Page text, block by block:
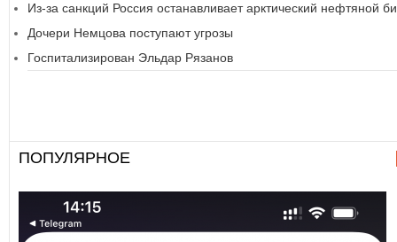
Из-за санкций Россия останавливает арктический нефтяной
Дочери Немцова поступают угрозы
Госпитализирован Эльдар Рязанов
ПОПУЛЯРНОЕ